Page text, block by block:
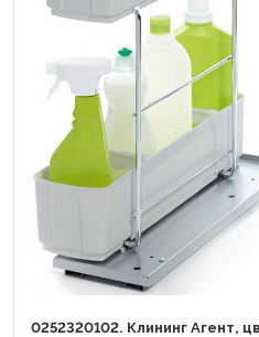
0252320102. Клининг Агент,